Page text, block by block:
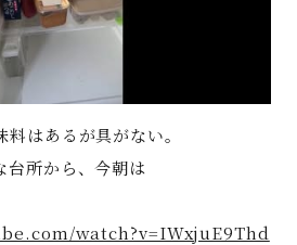
づく表記
料はあるが具がない。
台所から、今朝は
watch?v=IWxjuE9Thd